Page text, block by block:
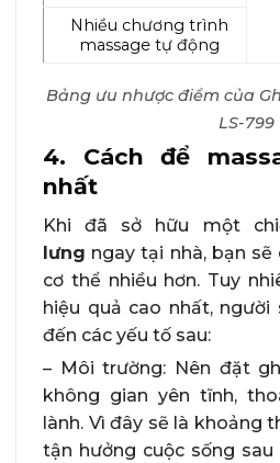
Nhiều chương trình
massage tự động
Bảng ưu nhược điểm của
LS-799
4. Cách để
nhất
Khi đã sở hữu một
lưng ngay tại nhà, bạn
cơ thể nhiều hơn. Tuy
hiệu quả cao nhất,
đến các yếu tố sau:
– Môi trường: Nên đặt
không gian yên tĩnh,
lành. Vì đây sẽ là khoảng
tận hưởng cuộc sống